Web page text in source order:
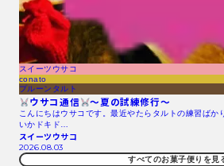
スイーツウサコ
conato
プルーンタルト
ウサコ通信 〜夏の試練修行〜
こんにちはウサコです。最近やたらタルトの練習ばか
いかドキド…
スイーツウサコ
2026.08.03
すべてのお菓子便りを見